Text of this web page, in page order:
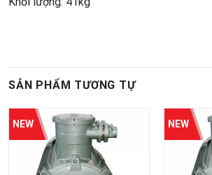
SẢN PHẨM TƯƠNG TỰ